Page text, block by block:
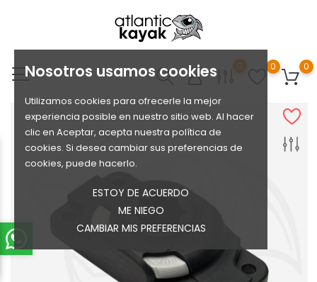
Nosotros usamos cookies
Utilizamos cookies para ofrecerle la mejor
experiencia posible en nuestro sitio web. Al hacer
clic en Aceptar, acepta nuestra política de
cookies. Si desea cambiar sus preferencias de
cookies, puede hacerlo.
ESTOY DE ACUERDO
ME NIEGO
CAMBIAR MIS PREFERENCIAS
0
0
0